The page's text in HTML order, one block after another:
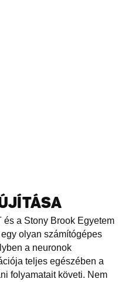
és a Stony Brook Egyetem
olyan számítógépes
a neuronok
teljes egészében a
folyamatait követi. Nem